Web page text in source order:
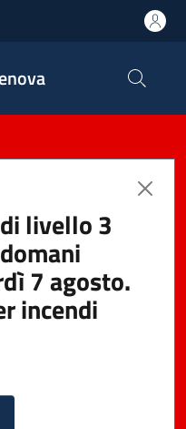
livello 3
7 agosto.
incendi